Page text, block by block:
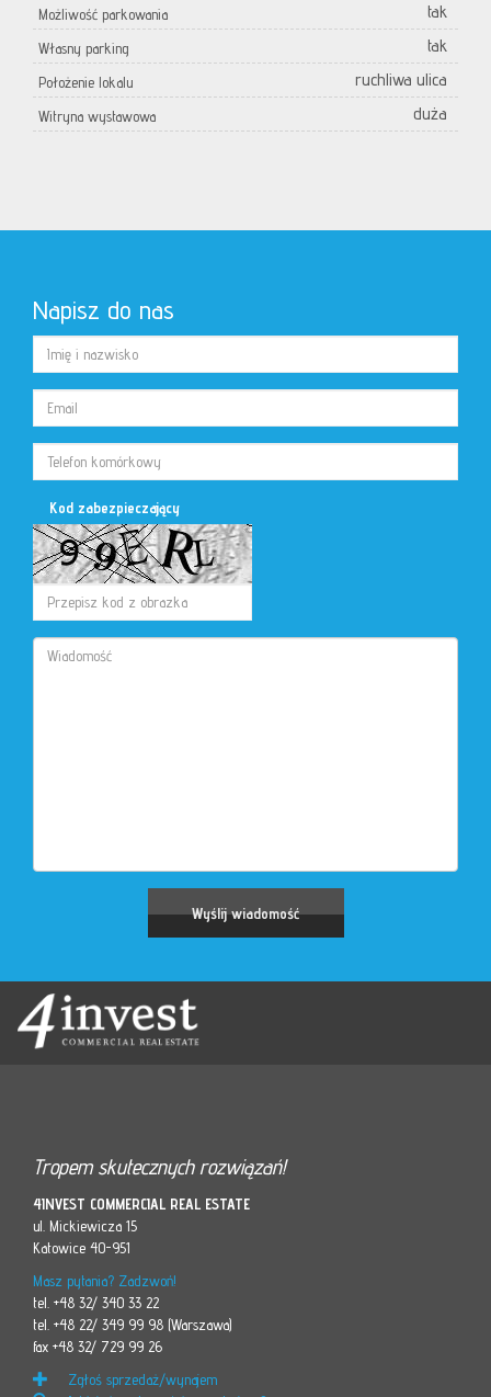
Możliwość parkowania tak
Własny parking tak
Położenie lokalu ruchliwa ulica
Witryna wystawowa duża
Napisz do nas
Kod zabezpieczający
Tropem skutecznych rozwiązań!
4INVEST COMMERCIAL REAL ESTATE
ul. Mickiewicza 15
Katowice 40-951
Masz pytania? Zadzwoń!
tel. +48 32/ 340 33 22
tel. +48 22/ 349 99 98 (Warszawa)
fax +48 32/ 729 99 26
Zgłoś sprzedaż/wynajem